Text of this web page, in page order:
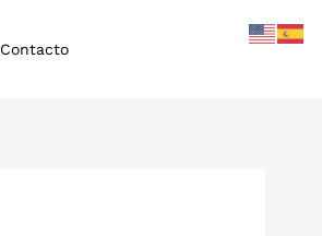
Contacto